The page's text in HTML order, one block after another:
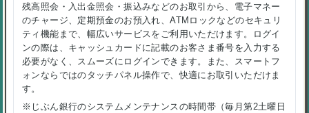
残高照会・入出金照会・振込みなどのお取引から、電子マネー
のチャージ、定期預金のお預入れ、ATMロックなどのセキュリ
ティ機能まで、幅広いサービスをご利用いただけます。ログイ
ンの際は、キャッシュカードに記載のお客さま番号を入力する
必要がなく、スムーズにログインできます。また、スマートフ
ォンならではのタッチパネル操作で、快適にお取引いただけま
す。
※じぶん銀行のシステムメンテナンスの時間帯（毎月第2土曜日